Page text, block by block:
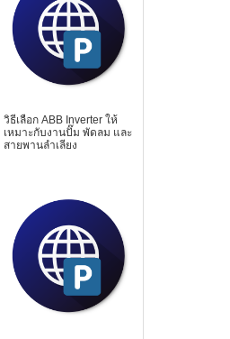
วิธีเลือก ABB Inverter ให้
เหมาะกับงานปั๊ม พัดลม และ
สายพานลำเลียง